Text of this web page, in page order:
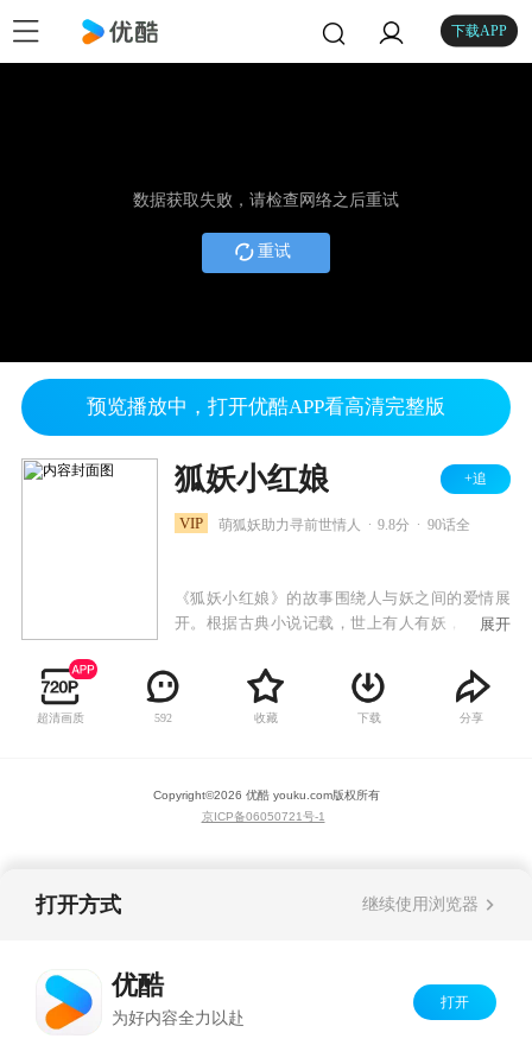
下载APP
数据获取失败，请检查网络之后重试
重试
预览播放中，打开优酷APP看高清完整版
狐妖小红娘 +追
VIP 萌狐妖助力寻前世情人 9.8分 90话全
《狐妖小红娘》的故事围绕人与妖之间的爱情展
开。根据古典小说记载，世上有人有妖，妖会与
了，妖活着。人会投胎转世，但投胎以后，不记
得上辈子的爱。妖如果痴情的话，就去找狐妖“购
买”一项服务，让投胎转世的人，回忆起前世的
过程当中发生的一系列有趣、神秘的故事。
展开
超清画质 592 收藏 下载 分享
Copyright©2026 优酷 youku.com版权所有
京ICP备06050721号-1
打开方式 继续使用浏览器
优酷
为好内容全力以赴
打开